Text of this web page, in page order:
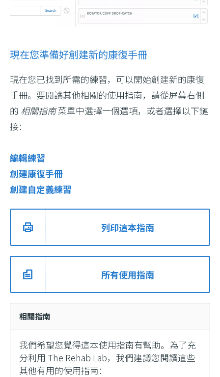
現在您準備好創建新的康復手冊
現在您已找到所需的練習，可以開始創建新的康復
手冊。要閱讀其他相關的使用指南，請從屏幕右側
的 相關指南菜單中選擇一個選項，或者選擇以下鏈
接：
編輯練習
創建康復手冊
創建自定義練習
列印這本指南
所有使用指南
相關指南
我們希望您覺得這本使用指南有幫助。為了充
分利用 The Rehab Lab，我們建議您閱讀這些
其他有用的使用指南：